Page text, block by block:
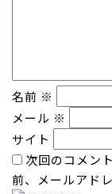
名前 ※
メール ※
サイト
次回のコメン
前、メールアド